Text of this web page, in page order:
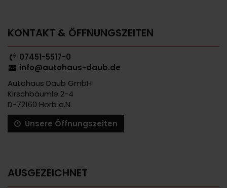
KONTAKT & ÖFFNUNGSZEITEN
07451-5517-0
info@autohaus-daub.de
Autohaus Daub GmbH
Kirschbäumle 2-4
D-72160 Horb a.N.
Unsere Öffnungszeiten
AUSGEZEICHNET